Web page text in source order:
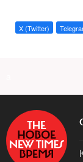
X (Twitter)